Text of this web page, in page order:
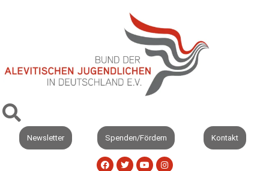
Newsletter Spenden/Fördern Kontakt